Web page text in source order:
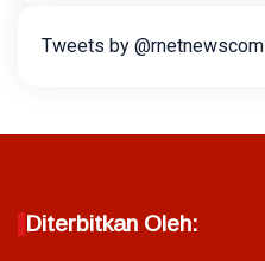
Tweets by @rnetnewscom
Diterbitkan Oleh: